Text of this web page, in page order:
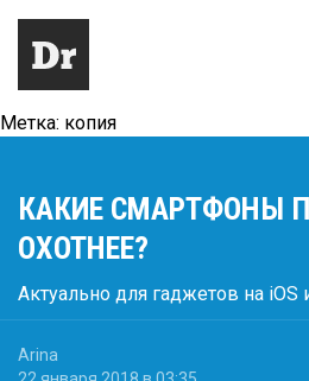
Метка: копия
КАКИЕ СМАРТФОНЫ
ОХОТНЕЕ?
Актуально для гаджетов на iOS
Arina